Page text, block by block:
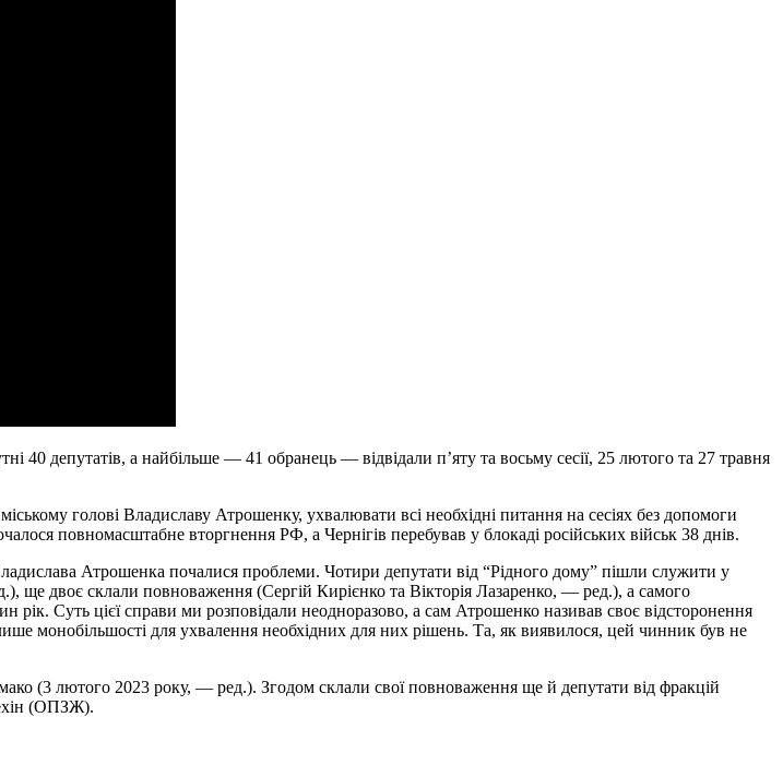
40 депутатів, а найбільше — 41 обранець — відвідали п’яту та восьму сесії, 25 лютого та 27 травня
голові Владиславу Атрошенку, ухвалювати всі необхідні питання на сесіях без допомоги
повномасштабне вторгнення РФ, а Чернігів перебував у блокаді російських військ 38 днів.
Атрошенка почалися проблеми. Чотири депутати від “Рідного дому” пішли служити у
ще двоє склали повноваження (Сергій Кирієнко та Вікторія Лазаренко, — ред.), а самого
Суть цієї справи ми розповідали неодноразово, а сам Атрошенко називав своє відсторонення
монобільшості для ухвалення необхідних для них рішень. Та, як виявилося, цей чинник був не
(3 лютого 2023 року, — ред.). Згодом склали свої повноваження ще й депутати від фракцій
(ОПЗЖ).